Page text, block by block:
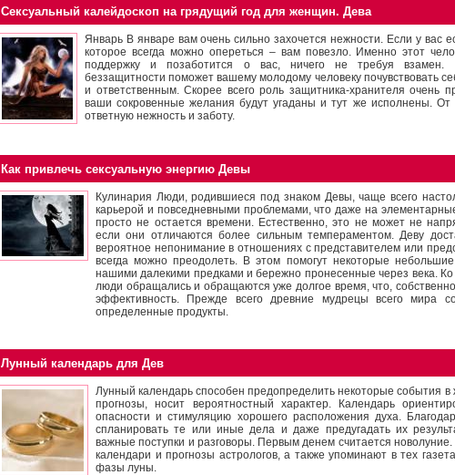
Сексуальный калейдоскоп на грядущий год для женщин. Дева
Январь В январе вам очень сильно захочется нежности. Если у вас
которое всегда можно опереться – вам повезло. Именно этот
поддержку и позаботится о вас, ничего не требуя взамен.
беззащитности поможет вашему молодому человеку почувствовать
и ответственным. Скорее всего роль защитника-хранителя очень
ваши сокровенные желания будут угаданы и тут же исполнены. От
ответную нежность и заботу.
Как привлечь сексуальную энергию Девы
Кулинария Люди, родившиеся под знаком Девы, чаще всего
карьерой и повседневными проблемами, что даже на
просто не остается времени. Естественно, это не может не
если они отличаются более сильным темпераментом. Деву
вероятное непонимание в отношениях с представителем или
всегда можно преодолеть. В этом помогут некоторые
нашими далекими предками и бережно пронесенные через века.
люди обращались и обращаются уже долгое время, что,
эффективность. Прежде всего древние мудрецы всего мира
определенные продукты.
Лунный календарь для Дев
Лунный календарь способен предопределить некоторые события в
прогнозы, носит вероятностный характер. Календарь
опасности и стимуляцию хорошего расположения духа.
спланировать те или иные дела и даже предугадать их
важные поступки и разговоры. Первым денем считается
календари и прогнозы астрологов, а также упоминают в тех
фазы луны.